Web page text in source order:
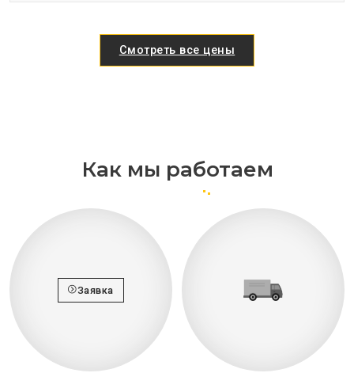
Смотреть все цены
Как мы работаем
Заявка